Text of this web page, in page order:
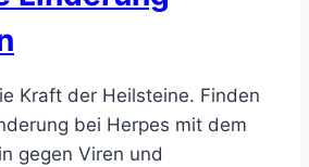
Kraft der Heilsteine. Finden
bei Herpes mit dem
gegen Viren und